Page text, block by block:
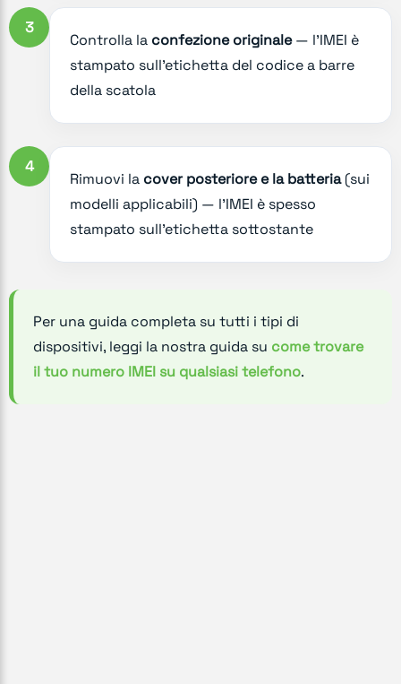
3
Controlla la confezione originale— l'IMEI è
stampato sull'etichetta del codice a barre
della scatola
4
Rimuovi la cover posteriore e la batteria(sui
modelli applicabili) — l'IMEI è spesso
stampato sull'etichetta sottostante
Per una guida completa su tutti i tipi di
dispositivi, leggi la nostra guida su come trovare
il tuo numero IMEI su qualsiasi telefono.